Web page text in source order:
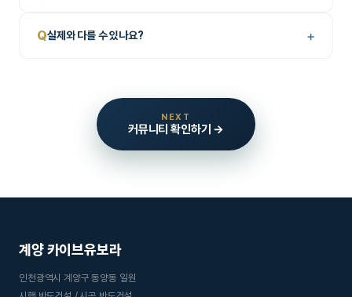
Q실제와 다를 수 있나요? +
NEXT
커뮤니티 확인하기 →
계양 카이브유보라
인천광역시 계양구 동양동 일원